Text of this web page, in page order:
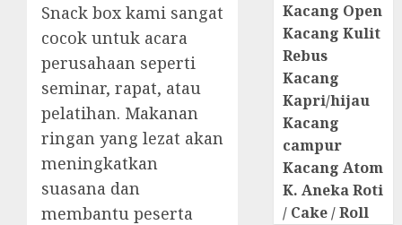
Snack box kami sangat
cocok untuk acara
perusahaan seperti
seminar, rapat, atau
pelatihan. Makanan
ringan yang lezat akan
meningkatkan
suasana dan
membantu peserta
Kacang Open
Kacang Kulit
Rebus
Kacang
Kapri/hijau
Kacang
campur
Kacang Atom
K. Aneka Roti
/ Cake / Roll